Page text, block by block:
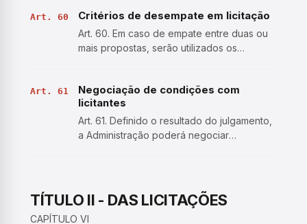
no edital; III - apresentarem preços
inexequíveis ou permanecerem acima do…
Art. 60 Critérios de desempate em licitação
Art. 60. Em caso de empate entre duas ou
mais propostas, serão utilizados os
licitantes empatados poderão apresentar
nova proposta em a…
Art. 61
Negociação de condições com
licitantes
Art. 61. Definido o resultado do julgamento,
a Administração poderá negociar
ordem de classificaçã…
TÍTULO II - DAS LICITAÇÕES
CAPÍTULO VI